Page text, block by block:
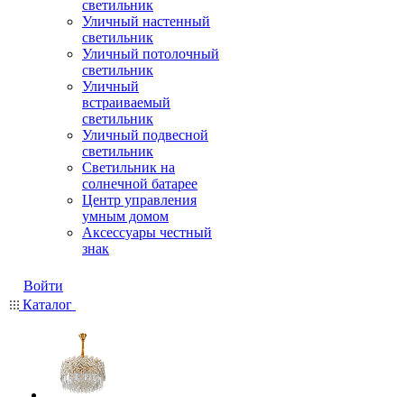
светильник
Уличный настенный
светильник
Уличный потолочный
светильник
Уличный
встраиваемый
светильник
Уличный подвесной
светильник
Светильник на
солнечной батарее
Центр управления
умным домом
Аксессуары честный
знак
Войти
Каталог